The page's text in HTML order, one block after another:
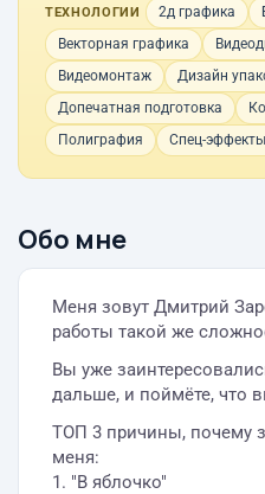
ТЕХНОЛОГИИ 2д графика
Векторная графика
Видеомонтаж
Дизайн
Допечатная подготовка
Полиграфия
Спец-
Обо мне
Меня зовут Дмитрий
работы такой же
Вы уже
дальше, и поймёте, что
ТОП 3 причины, почему
меня:
1. "В яблочко"